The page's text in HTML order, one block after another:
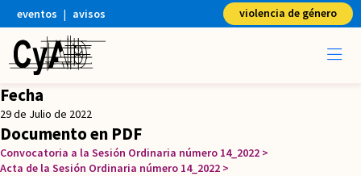
eventos | avisos violencia de género
Fecha
29 de Julio de 2022
Documento en PDF
Convocatoria a la Sesión Ordinaria número 14_2022
Acta de la Sesión Ordinaria número 14_2022